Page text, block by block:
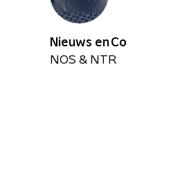
Nieuws en Co
NOS & NTR